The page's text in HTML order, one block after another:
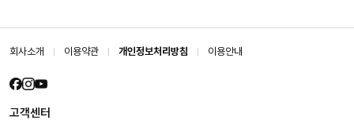
회사소개 이용약관 개인정보처리방침 이용안내
고객센터